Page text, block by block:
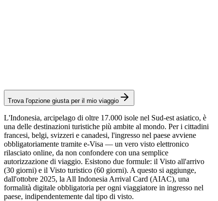
Trova l'opzione giusta per il mio viaggio
L'Indonesia, arcipelago di oltre 17.000 isole nel Sud-est asiatico, è
una delle destinazioni turistiche più ambite al mondo. Per i cittadini
francesi, belgi, svizzeri e canadesi, l'ingresso nel paese avviene
obbligatoriamente tramite e-Visa — un vero visto elettronico
rilasciato online, da non confondere con una semplice
autorizzazione di viaggio. Esistono due formule: il Visto all'arrivo
(30 giorni) e il Visto turistico (60 giorni). A questo si aggiunge,
dall'ottobre 2025, la All Indonesia Arrival Card (AIAC), una
formalità digitale obbligatoria per ogni viaggiatore in ingresso nel
paese, indipendentemente dal tipo di visto.